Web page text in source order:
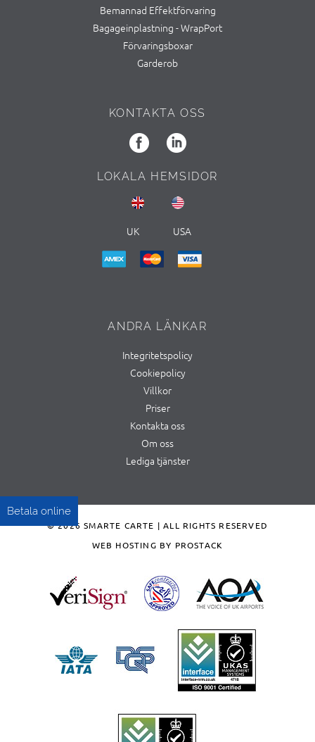
Betala online
Bemannad Effektförvaring
Bagageinplastning - WrapPort
Förvaringsboxar
Garderob
KONTAKTA OSS
LOKALA HEMSIDOR
UK USA
ANDRA LÄNKAR
Integritetspolicy
Cookiepolicy
Villkor
Priser
Kontakta oss
Om oss
Lediga tjänster
© 2026 SMARTE CARTE | ALL RIGHTS RESERVED
WEB HOSTING BY PROSTACK